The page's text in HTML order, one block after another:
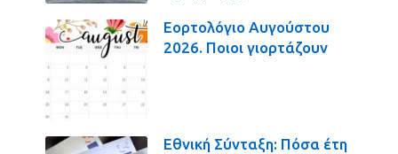
Εορτολόγιο Αυγούστου
2026. Ποιοι γιορτάζουν
Εθνική Σύνταξη: Πόσα έτη